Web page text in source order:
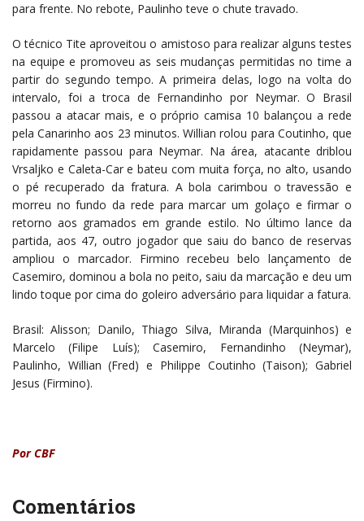
para frente. No rebote, Paulinho teve o chute travado.
O técnico Tite aproveitou o amistoso para realizar alguns testes
na equipe e promoveu as seis mudanças permitidas no time a
partir do segundo tempo. A primeira delas, logo na volta do
intervalo, foi a troca de Fernandinho por Neymar. O Brasil
passou a atacar mais, e o próprio camisa 10 balançou a rede
pela Canarinho aos 23 minutos. Willian rolou para Coutinho, que
rapidamente passou para Neymar. Na área, atacante driblou
Vrsaljko e Caleta-Car e bateu com muita força, no alto, usando
o pé recuperado da fratura. A bola carimbou o travessão e
morreu no fundo da rede para marcar um golaço e firmar o
retorno aos gramados em grande estilo. No último lance da
partida, aos 47, outro jogador que saiu do banco de reservas
ampliou o marcador. Firmino recebeu belo lançamento de
Casemiro, dominou a bola no peito, saiu da marcação e deu um
lindo toque por cima do goleiro adversário para liquidar a fatura.
Brasil: Alisson; Danilo, Thiago Silva, Miranda (Marquinhos) e
Marcelo (Filipe Luís); Casemiro, Fernandinho (Neymar),
Paulinho, Willian (Fred) e Philippe Coutinho (Taison); Gabriel
Jesus (Firmino).
Por CBF
Comentários